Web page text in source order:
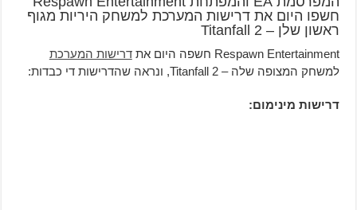
חשפו היום את דרישות המערכת למשחק היריות מגוף
ראשון שלן – Titanfall 2
Respawn Entertainment חשפה היום את
דרישות המערכת
למשחק המצופה שלה – Titanfall 2, ונראה שהדרישות די כבדות:
דרישות מינימום: